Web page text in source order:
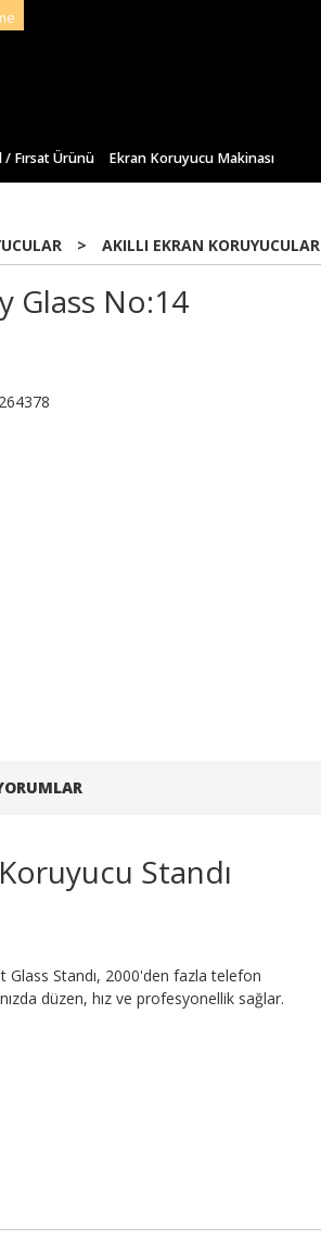
Fırsat Ürünü Ekran Koruyucu Makinası
> AKILLI EKRAN KORUYUCULAR
Glass No:14
Standı
Glass Standı, 2000'den fazla telefon
düzen, hız ve profesyonellik sağlar.